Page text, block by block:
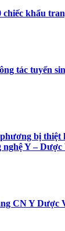
chiếc khẩu
tác tuyển
bị
nghệ Y – Dược
CN Y Dược